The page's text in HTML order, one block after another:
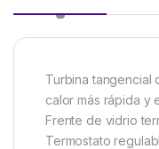
Turbina tangencial
calor más rápida y
Frente de vidrio
Termostato